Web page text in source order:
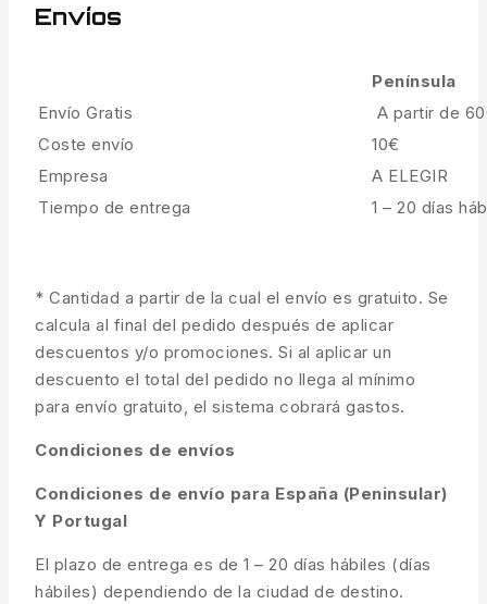
Envíos
Península
Envío Gratis
A partir de
Coste envío
10€
Empresa
A ELEGIR
Tiempo de entrega
1 – 20 días
* Cantidad a partir de la cual el envío es gratuito. Se
calcula al final del pedido después de aplicar
descuentos y/o promociones. Si al aplicar un
descuento el total del pedido no llega al mínimo
para envío gratuito, el sistema cobrará gastos.
Condiciones de envíos
Condiciones de envío para España (Peninsular)
Y Portugal
El plazo de entrega es de 1 – 20 días hábiles (días
hábiles) dependiendo de la ciudad de destino.